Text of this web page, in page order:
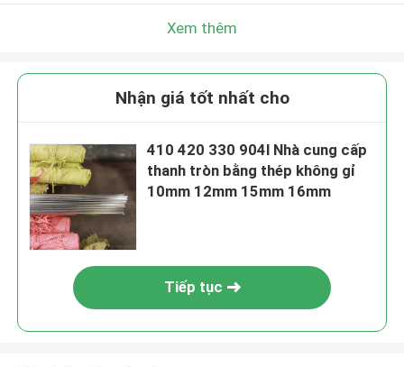
Xem thêm
Nhận giá tốt nhất cho
410 420 330 904l Nhà cung cấp
thanh tròn bằng thép không gỉ
10mm 12mm 15mm 16mm
Tiếp tục